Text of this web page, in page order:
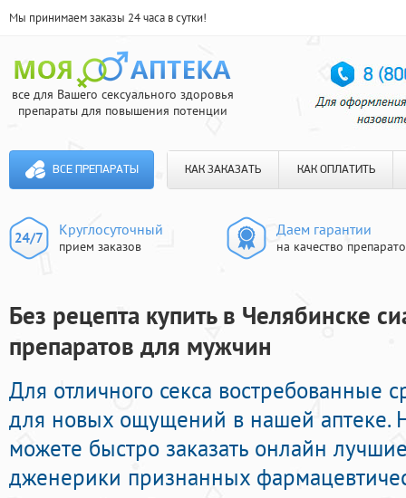
Мы принимаем заказы 24 часа в сутки!
все для Вашего сексуального здоровья
препараты для повышения потенции
ВСЕ ПРЕПАРАТЫ КАК ЗАКАЗАТЬ КАК ОПЛАТИТЬ
Круглосуточный
прием заказов
Даем гарантии
на качество
Без рецепта купить в Челябинске
препаратов для мужчин
Для отличного секса востребованные
для новых ощущений в нашей аптеке.
можете быстро заказать онлайн
дженерики признанных